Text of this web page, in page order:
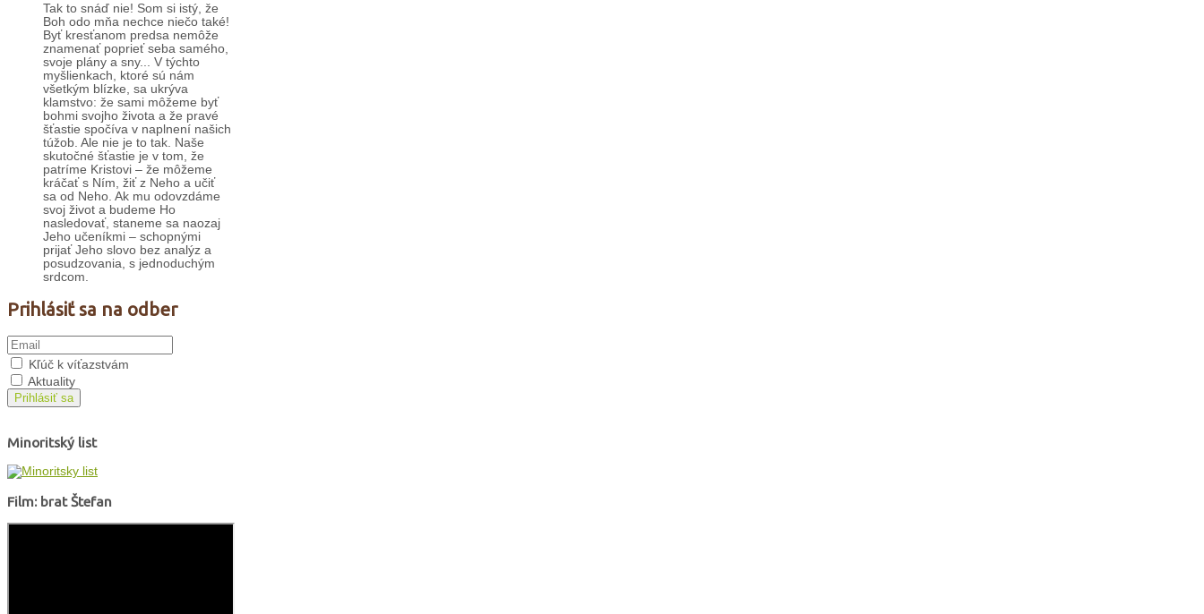
Tak to snáď nie! Som si istý, že
Boh odo mňa nechce niečo také!
Byť kresťanom predsa nemôže
znamenať poprieť seba samého,
svoje plány a sny... V týchto
myšlienkach, ktoré sú nám
všetkým blízke, sa ukrýva
klamstvo: že sami môžeme byť
bohmi svojho života a že pravé
šťastie spočíva v naplnení našich
túžob. Ale nie je to tak. Naše
skutočné šťastie je v tom, že
patríme Kristovi – že môžeme
kráčať s Ním, žiť z Neho a učiť
sa od Neho. Ak mu odovzdáme
svoj život a budeme Ho
nasledovať, staneme sa naozaj
Jeho učeníkmi – schopnými
prijať Jeho slovo bez analýz a
posudzovania, s jednoduchým
srdcom.
Prihlásiť sa na odber
Kľúč k víťazstvám
Aktuality
Prihlásiť sa
Minoritský list
Film: brat Štefan